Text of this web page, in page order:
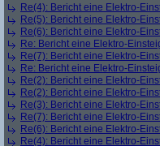
Re(4): Bericht eine Elektro-
Re(5): Bericht eine Elektro-
Re(6): Bericht eine Elektro-
Re: Bericht eine Elektro-
Re(7): Bericht eine Elektro-
Re: Bericht eine Elektro-
Re(2): Bericht eine Elektro-
Re(2): Bericht eine Elektro-
Re(3): Bericht eine Elektro-
Re(7): Bericht eine Elektro-
Re(6): Bericht eine Elektro-
Re(4): Bericht eine Elektro-